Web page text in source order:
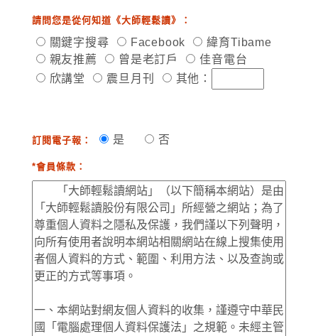
請問您是從何知道《大師輕鬆讀》：
關鍵字搜尋 Facebook
緯育Tibame
親友推薦
曾是老訂戶
佳音電台
欣講堂
震旦月刊 其他：
訂閱電子報： 是 否
*會員條款：